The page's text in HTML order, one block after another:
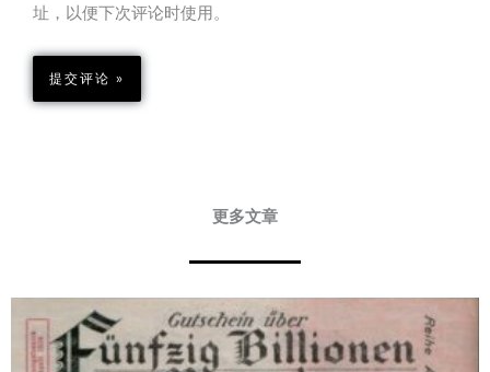
址，以便下次评论时使用。
更多文章
Page PagePagePagePagePagePagePage PagePage
PagePage PagePagePagePagePagePage Page
PagePagePagePage PagePage